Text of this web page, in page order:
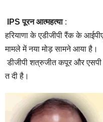
IPS पूरन आत्महत्या:
हरियाणा के एडीजीपी रैंक के
मामले में नया मोड़ सामने आया है।
डीजीपी शत्रुजीत कपूर और
त दी है।